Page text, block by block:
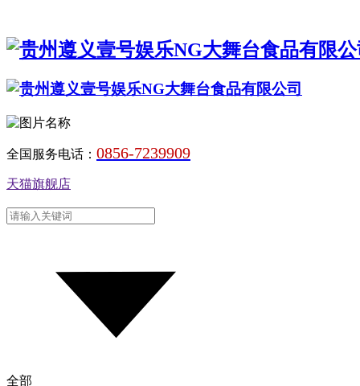
全国服务电话： 0856-7239909
天猫旗舰店
全部